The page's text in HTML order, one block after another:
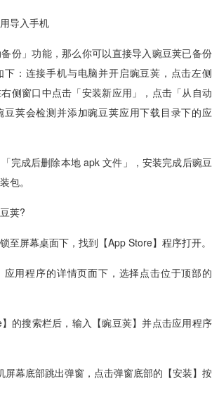
导入手机
份」功能，那么你可以直接导入豌豆荚已备份
下：连接手机与电脑并开启豌豆荚，点击左侧
右侧窗口中点击「安装新应用」，点击「从自动
豆荚会检测并添加豌豆荚应用下载目录下的应
完成后删除本地 apk 文件」，安装完成后豌豆
包。
荚?
至屏幕桌面下，找到【App Store】程序打开。
应用程序的详情页面下，选择点击位于顶部的
的搜索栏后，输入【豌豆荚】并点击应用程序
屏幕底部跳出弹窗，点击弹窗底部的【安装】按